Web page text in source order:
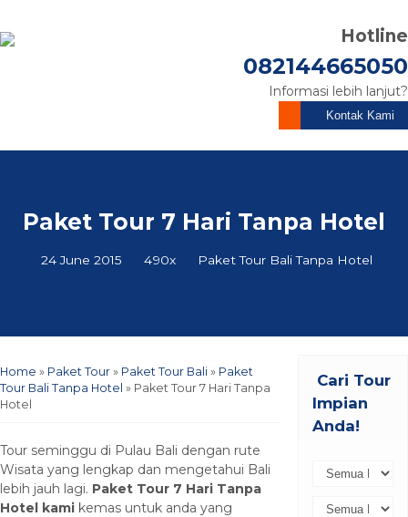
Hotline
082144665050
Informasi lebih lanjut?
Kontak Kami
Paket Tour 7 Hari Tanpa Hotel
24 June 2015 490x Paket Tour Bali Tanpa Hotel
Home » Paket Tour » Paket Tour Bali » Paket
Tour Bali Tanpa Hotel » Paket Tour 7 Hari Tanpa
Hotel
Tour seminggu di Pulau Bali dengan rute
Wisata yang lengkap dan mengetahui Bali
lebih jauh lagi. Paket Tour 7 Hari Tanpa
Hotel kami kemas untuk anda yang
Cari Tour
Impian
Anda!